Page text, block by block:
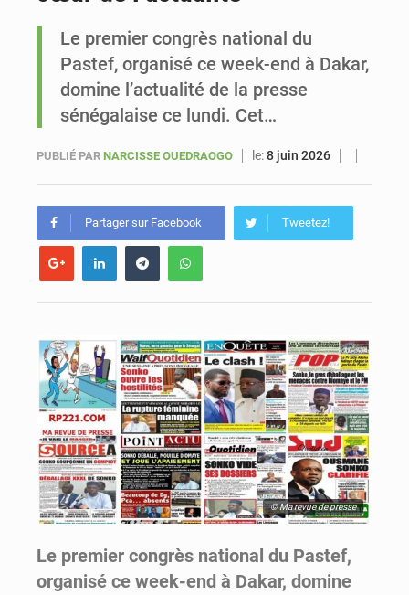
Le premier congrès national du
Pastef, organisé ce week-end à Dakar,
domine l’actualité de la presse
sénégalaise ce lundi. Cet…
PUBLIÉ PAR NARCISSE OUEDRAOGO le:8 juin 2026
Partager sur Facebook Tweetez!
© Ma revue de presse
Le premier congrès national du Pastef,
organisé ce week-end à Dakar, domine